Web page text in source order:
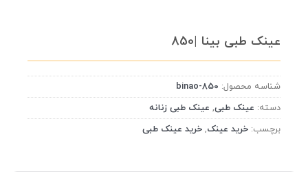
عینک طبی بینا |850
شناسه محصول: binao-850
دسته: عینک طبی, عینک طبی زنانه
برچسب: خرید عینک, خرید عینک طبی